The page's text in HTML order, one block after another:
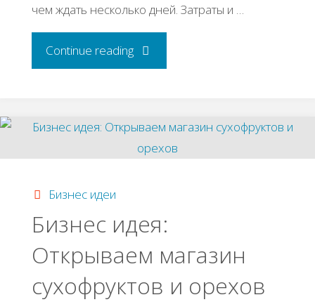
чем ждать несколько дней. Затраты и …
Continue reading"Актуальная
идея:
канцелярский
с
нуля"
Бизнес идеи
Бизнес идея:
Открываем магазин
сухофруктов и орехов